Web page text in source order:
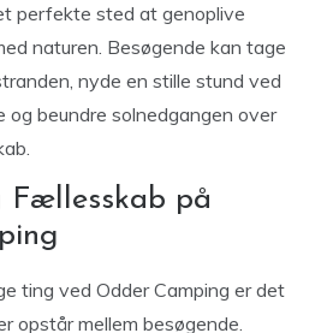
perfekte sted at genoplive
naturen. Besøgende kan tage
nyde en stille stund ved
og beundre solnedgangen over
Fællesskab på
ting ved Odder Camping er det
mellem besøgende.